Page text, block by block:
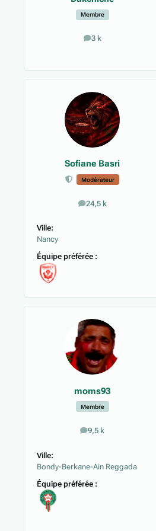
Membre
3 k
messages
Sofiane Basri
Modérateur
24,5 k
messages
Ville:
Nancy
Équipe préférée :
moms93
Membre
9,5 k
messages
Ville:
Bondy-Berkane-Ain Reggada
Équipe préférée :